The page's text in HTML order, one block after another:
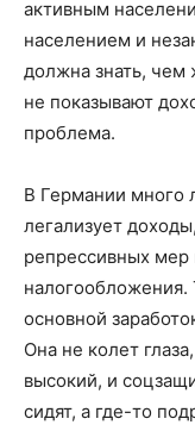
активным
населением и
должна знать, чем
не показывают
проблема.
В Германии много
легализует
репрессивных мер
налогообложения.
основной
Она не колет
высокий, и
сидят, а где-то